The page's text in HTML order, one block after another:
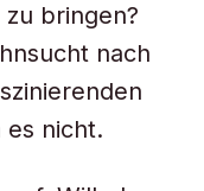
bringen?
nach
es nicht.